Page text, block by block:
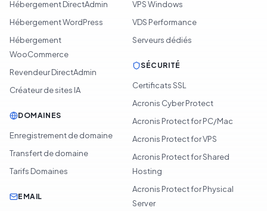
Hébergement DirectAdmin
Hébergement WordPress
Hébergement
WooCommerce
Revendeur DirectAdmin
Créateur de sites IA
DOMAINES
Enregistrement de domaine
Transfert de domaine
Tarifs Domaines
EMAIL
VPS Windows
VDS Performance
Serveurs dédiés
SÉCURITÉ
Certificats SSL
Acronis Cyber Protect
Acronis Protect for PC/Mac
Acronis Protect for VPS
Acronis Protect for Shared
Hosting
Acronis Protect for Physical
Server